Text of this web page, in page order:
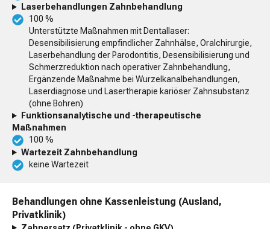
Laserbehandlungen Zahnbehandlung
100 %
Unterstützte Maßnahmen mit Dentallaser:
Desensibilisierung empfindlicher Zahnhälse, Oralchirurgie,
Laserbehandlung der Parodontitis, Desensibilisierung und
Schmerzreduktion nach operativer Zahnbehandlung,
Ergänzende Maßnahme bei Wurzelkanalbehandlungen,
Laserdiagnose und Lasertherapie kariöser Zahnsubstanz
(ohne Bohren)
Funktionsanalytische und -therapeutische
Maßnahmen
100 %
Wartezeit Zahnbehandlung
keine Wartezeit
Behandlungen ohne Kassenleistung (Ausland,
Privatklinik)